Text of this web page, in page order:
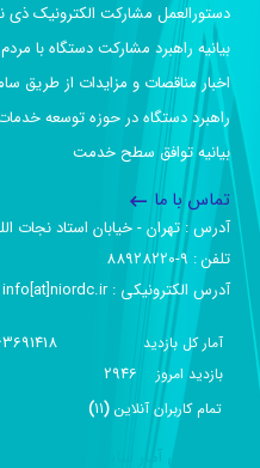
دستورالعمل مشارکت الکترونیک ذی
بیانیه راهبرد مشارکت دستگاه با مردم
اخبار مناقصات و مزایدات از طریق
راهبرد دستگاه در حوزه توسعه
بیانیه توافق سطح خدمت
تماس با ما
آدرس :‌ تهران - خیابان استاد نجات
تلفن :‌ 9-88928220
آدرس الکترونیکی :‌ info[at]niordc.ir
آمار کل بازدید
بازديد امروز 2946
تمام کاربران آنلاين (
11
)